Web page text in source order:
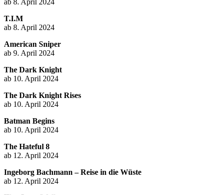
ab 8. April 2024
T.I.M
ab 8. April 2024
American Sniper
ab 9. April 2024
The Dark Knight
ab 10. April 2024
The Dark Knight Rises
ab 10. April 2024
Batman Begins
ab 10. April 2024
The Hateful 8
ab 12. April 2024
Ingeborg Bachmann – Reise in die Wüste
ab 12. April 2024